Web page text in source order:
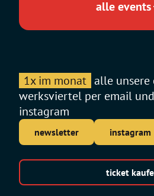
alle events
1x im monat alle unsere
werksviertel per email
instagram
newsletter instagram
ticket